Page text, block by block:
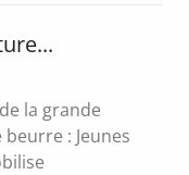
la grande
: Jeunes